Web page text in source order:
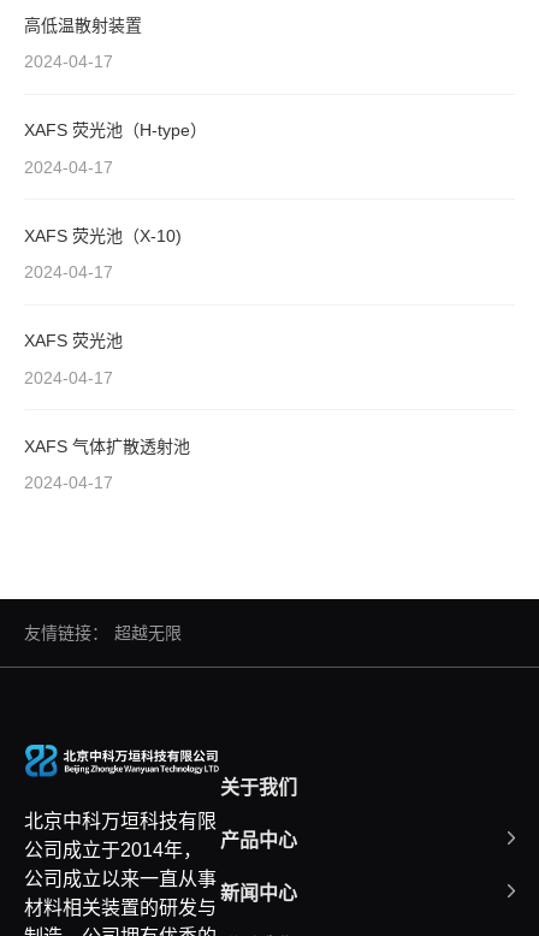
高低温散射装置
2024-04-17
XAFS 荧光池（H-type）
2024-04-17
XAFS 荧光池（X-10)
2024-04-17
XAFS 荧光池
2024-04-17
XAFS 气体扩散透射池
2024-04-17
友情链接： 超越无限
北京中科万垣科技有限
公司成立于2014年，
公司成立以来一直从事
材料相关装置的研发与
关于我们
产品中心
新闻中心